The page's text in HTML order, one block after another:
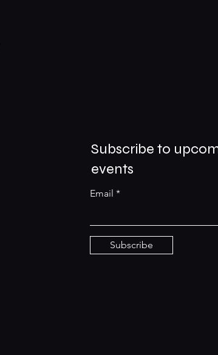
Subscribe to
events
Email
Subscribe